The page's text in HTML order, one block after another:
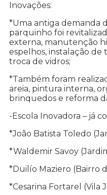
Inovações:
*Uma antiga demanda
parquinho foi
externa, manutenção
espelhos, instalação de
troca de vidros;
*Também foram
areia, pintura interna,
brinquedos e reforma
-Escola Inovadora – já
*João Batista Toledo
*Waldemir Savoy
*Duilío Maziero (Bairro
*Cesarina Fortarel (Vila